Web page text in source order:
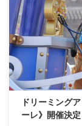
ドリーミング
ーレ》開催決定